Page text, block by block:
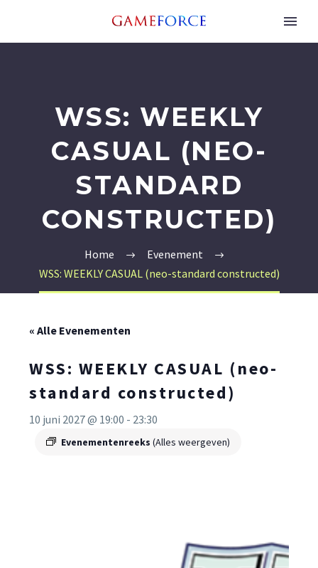
WSS: WEEKLY
CASUAL (NEO-
STANDARD
CONSTRUCTED)
Home
Evenement
WSS: WEEKLY CASUAL (neo-standard constructed)
« Alle Evenementen
WSS: WEEKLY CASUAL (neo-
standard constructed)
10 juni 2027 @ 19:00 - 23:30
Evenementenreeks (Alles weergeven)